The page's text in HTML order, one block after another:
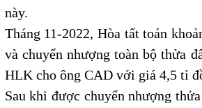
này.
Tháng 11-2022, Hòa tất toán
và chuyển nhượng toàn bộ thửa
HLK cho ông CAD với giá 4,5 tỉ
Sau khi được chuyển nhượng